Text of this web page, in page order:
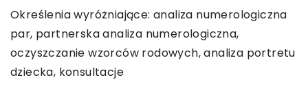
Określenia wyróżniające: analiza numerologiczna
par, partnerska analiza numerologiczna,
oczyszczanie wzorców rodowych, analiza portretu
dziecka, konsultacje